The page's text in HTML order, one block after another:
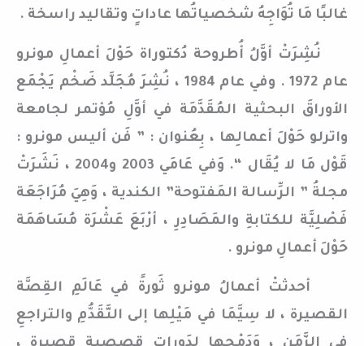
غالبًا مَا تُوَاجِهُ شخصياتُها عاداتٍ وتقاليد راسخة .
نُشِرَتْ أوَّلُ أُطروحة دُكتوراة حَوْلَ أعمالِ مونرو
عام 1972 . وفي عام 1984 ، نُشِرَ مُجَلَّد ضَخْم يَجْمَع
الأوراقَ البحثية المُقَدَّمَة في أوَّلِ مُؤتمر لجامعة
واترلو حَوْلَ أعمالِها ، بِعُنوان : ” فَن أليس مونرو :
قَوْل مَا لا يُقَال “. وَفي عَامَي 2003 و2004 ، نَشَرَتْ
مجلةُ ” الرِّسالة المَفتوحة” الكندية ، وَهِيَ مُرَاجَعَة
فَصْلِيَّة للكتابةِ والمَصَادِرِ ، أرْبَعَ عَشْرَة مُسَاهَمَة
حَوْلَ أعمالِ مونرو .
أحدثتْ أعمالُ مونرو ثَورةً في عَالَمِ القِصَّة
القصيرة ، لا سِيَّمَا في مَيْلِها إلى التَّقَدُّمِ والتراجعِ